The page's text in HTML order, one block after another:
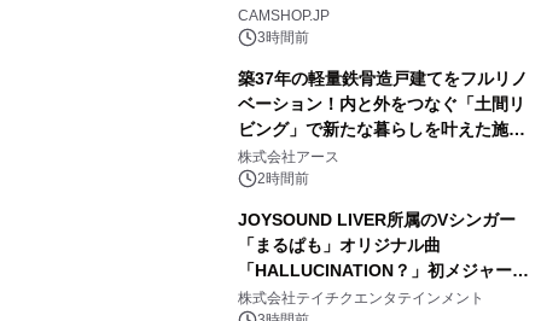
CAMSHOP.JP
3時間前
築37年の軽量鉄骨造戸建てをフルリノ
ベーション！内と外をつなぐ「土間リ
ビング」で新たな暮らしを叶えた施工
事例を株式会社アースが公開
株式会社アース
2時間前
JOYSOUND LIVER所属のVシンガー
「まるぱも」オリジナル曲
「HALLUCINATION？」初メジャー配
信リリース決定！
株式会社テイチクエンタテインメント